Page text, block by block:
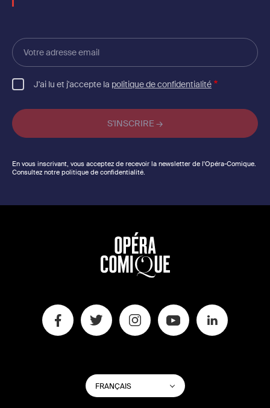
Votre
adresse
email
J'ai lu et j'accepte la politique de confidentialité
En vous inscrivant, vous acceptez de recevoir la newsletter de l'Opéra-Comique.
Consultez notre politique de confidentialité.
CHANGER
LA
LANGUE
FRANÇAIS Lister les actions